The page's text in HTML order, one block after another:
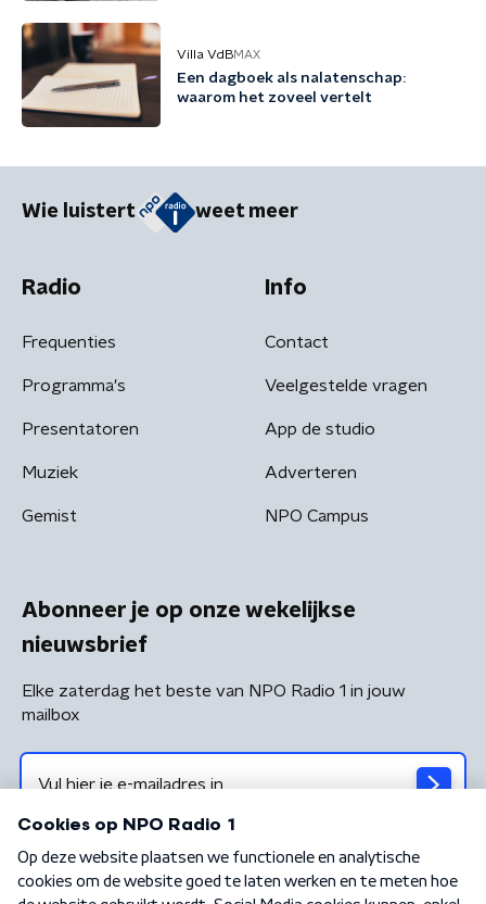
Villa VdBMAX
Een dagboek als nalatenschap:
waarom het zoveel vertelt
Wie luistert weet meer
Radio
Frequenties
Programma's
Presentatoren
Muziek
Gemist
Info
Contact
Veelgestelde vragen
App de studio
Adverteren
NPO Campus
Abonneer je op onze wekelijkse
nieuwsbrief
Elke zaterdag het beste van NPO Radio 1 in jouw
mailbox